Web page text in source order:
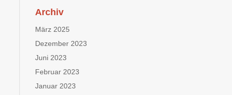
Archiv
März 2025
Dezember 2023
Juni 2023
Februar 2023
Januar 2023